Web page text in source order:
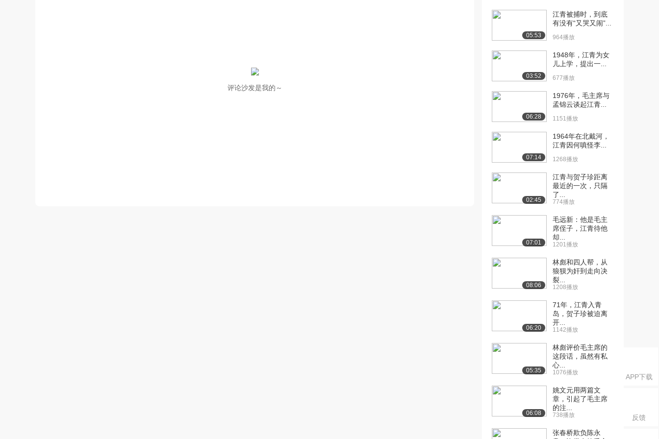
APP下载
反馈
评论沙发是我的～
[10] 08 人类的起源和进化
11:45
[11] 09 人类的起源和进化
12:10
[12] 09 人类的起源和进化
12:15
[13] 10 古埃及文明（1）
11:10
[14] 10 古埃及文明（1）
（下）
11:14
（上）
（下）
[17] 12 古埃及文明（3）
（上）
8454播放
[18] 12 古埃及文明（3）
8733播放
[19] 13 古埃及文明（4）
8713播放
[20] 13 古埃及文明（4）
（下）
7330播放
05:53
江青被捕时，到底
有没有“又哭又闹”...
964播放
03:52
1948年，江青为女
儿上学，提出一...
677播放
06:28
1976年，毛主席与
孟锦云谈起江青...
1151播放
07:14
1964年在北戴河，
江青因何嗔怪李...
1268播放
02:45
江青与贺子珍距离
最近的一次，只隔
了...
774播放
07:01
毛远新：他是毛主
席侄子，江青待他
却...
1201播放
08:06
林彪和四人帮，从
狼狈为奸到走向决
裂...
1208播放
06:20
71年，江青入青
岛，贺子珍被迫离
开...
1142播放
05:35
林彪评价毛主席的
这段话，虽然有私
心...
1076播放
06:08
姚文元用两篇文
章，引起了毛主席
的注...
738播放
张春桥欺负陈永